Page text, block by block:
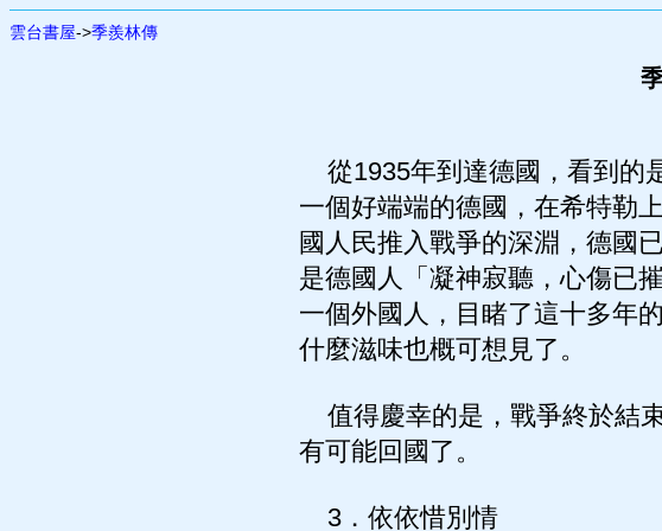
雲台書屋->季羨林傳
從1935年到達德國，看到的
一個好端端的德國，在希特勒
國人民推入戰爭的深淵，德國
是德國人「凝神寂聽，心傷已
一個外國人，目睹了這十多年
什麼滋味也概可想見了。
值得慶幸的是，戰爭終於結
有可能回國了。
3．依依惜別情